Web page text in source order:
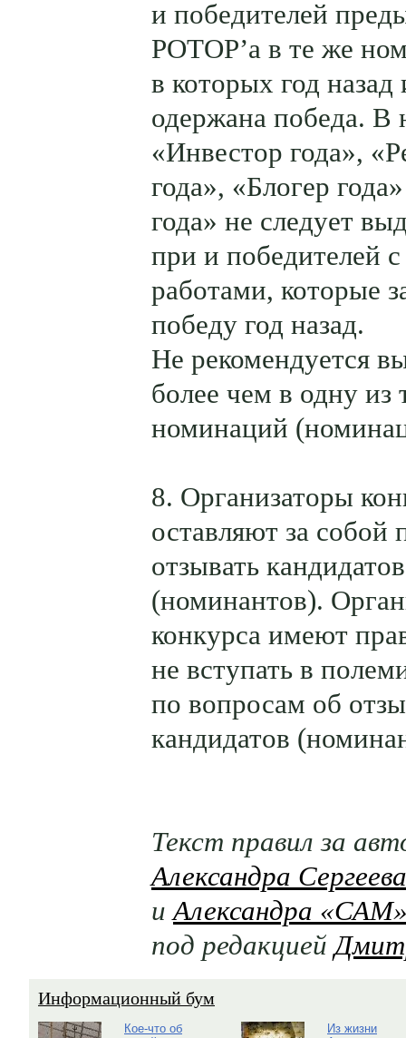
и победителей
РОТОР’а в те же
в которых год
одержана победа. В
«Инвестор года»,
года», «Блогер
года» не следует
при и победителей
работами, которые
победу год назад.
Не рекомендуется
более чем в одну из
номинаций
8. Организаторы
оставляют за собой
отзывать кандидатов
(номинантов).
конкурса имеют
не вступать в
по вопросам об
кандидатов
Текст правил за
Александра Сергеева
и Александра
под редакцией
Информационный бум
Кое-что об
Из жизни